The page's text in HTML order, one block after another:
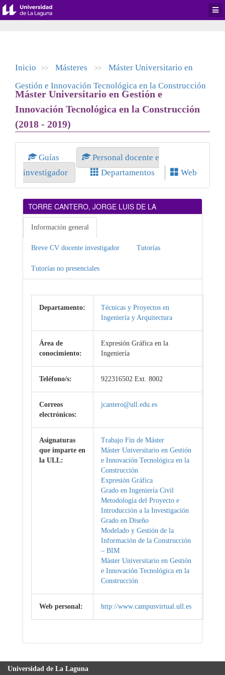
Inicio >> Másteres >>
Máster Universitario en
Gestión e Innovación Tecnológica en la Construcción
Máster Universitario en Gestión e
Innovación Tecnológica en la Construcción
(2018 - 2019)
Guías
Personal docente e
investigador
Departamentos Web
TORRE CANTERO, JORGE LUIS DE LA
Información general
Breve CV docente investigador Tutorías
Tutorías no presenciales
Departamento:
Técnicas y Proyectos en
Ingeniería y Arquitectura
Área de
conocimiento:
Expresión Gráfica en la
Ingeniería
Teléfono/s: 922316502 Ext. 8002
Correos
electrónicos:
jcantero@ull.edu.es
Asignaturas
que imparte en
la ULL:
Trabajo Fin de Máster
Máster Universitario en Gestión
e Innovación Tecnológica en la
Construcción
Expresión Gráfica
Grado en Ingeniería Civil
Metodología del Proyecto e
Introducción a la Investigación
Grado en Diseño
Modelado y Gestión de la
Información de la Construcción
– BIM
Máster Universitario en Gestión
e Innovación Tecnológica en la
Construcción
Web personal: http://www.campusvirtual.ull.es
Universidad de La Laguna